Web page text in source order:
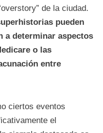
de la ciudad.
pueden
a determinar aspectos
o las
entre
ciertos eventos
el